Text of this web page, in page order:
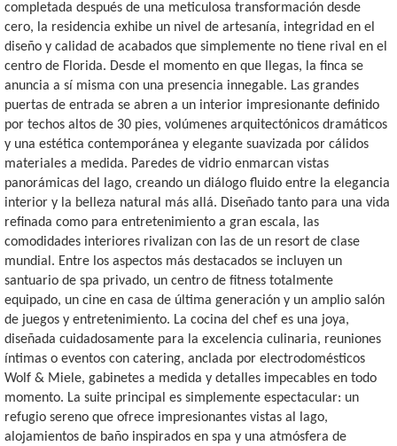
completada después de una meticulosa transformación desde
cero, la residencia exhibe un nivel de artesanía, integridad en el
diseño y calidad de acabados que simplemente no tiene rival en el
centro de Florida. Desde el momento en que llegas, la finca se
anuncia a sí misma con una presencia innegable. Las grandes
puertas de entrada se abren a un interior impresionante definido
por techos altos de 30 pies, volúmenes arquitectónicos dramáticos
y una estética contemporánea y elegante suavizada por cálidos
materiales a medida. Paredes de vidrio enmarcan vistas
panorámicas del lago, creando un diálogo fluido entre la elegancia
interior y la belleza natural más allá. Diseñado tanto para una vida
refinada como para entretenimiento a gran escala, las
comodidades interiores rivalizan con las de un resort de clase
mundial. Entre los aspectos más destacados se incluyen un
santuario de spa privado, un centro de fitness totalmente
equipado, un cine en casa de última generación y un amplio salón
de juegos y entretenimiento. La cocina del chef es una joya,
diseñada cuidadosamente para la excelencia culinaria, reuniones
íntimas o eventos con catering, anclada por electrodomésticos
Wolf & Miele, gabinetes a medida y detalles impecables en todo
momento. La suite principal es simplemente espectacular: un
refugio sereno que ofrece impresionantes vistas al lago,
alojamientos de baño inspirados en spa y una atmósfera de